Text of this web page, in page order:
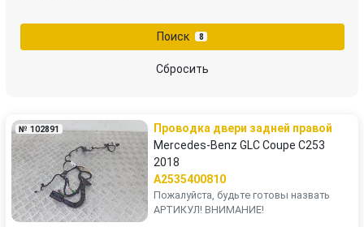
стартер
Поиск 8
Сбросить
№ 102891
Проводка двери задней правой
Mercedes-Benz GLC Coupe C253
2018
A2535400810
Пожалуйста, будьте готовы назвать
АРТИКУЛ! ВНИМАНИЕ!